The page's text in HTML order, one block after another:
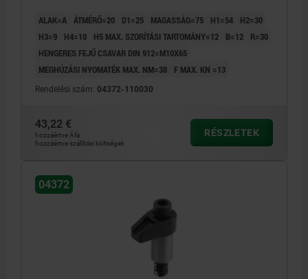
ALAK=A ÁTMÉRŐ=20 D1=25 MAGASSÁG=75 H1=54
H2=30
H3=9
H4=10 H5 MAX. SZORÍTÁSI TARTOMÁNY=12 B=12
R=30
HENGERES FEJŰ CSAVAR DIN 912=M10X65
MEGHÚZÁSI NYOMATÉK MAX. NM=38
F MAX. KN =13
Rendelési szám: 04372-110030
43,22 €
hozzáértve Áfa
hozzáértve szállítási költségek
RÉSZLETEK
04372